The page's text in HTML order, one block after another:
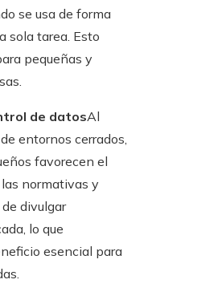
se usa de forma
sola tarea. Esto
pequeñas y
de datosAl
entornos cerrados,
favorecen el
normativas y
divulgar
lo que
esencial para